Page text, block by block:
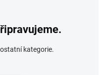
kategorie.